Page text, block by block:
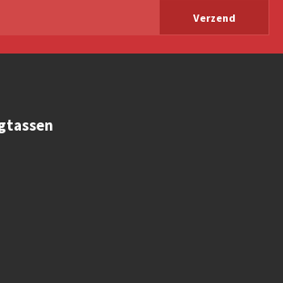
Verzend